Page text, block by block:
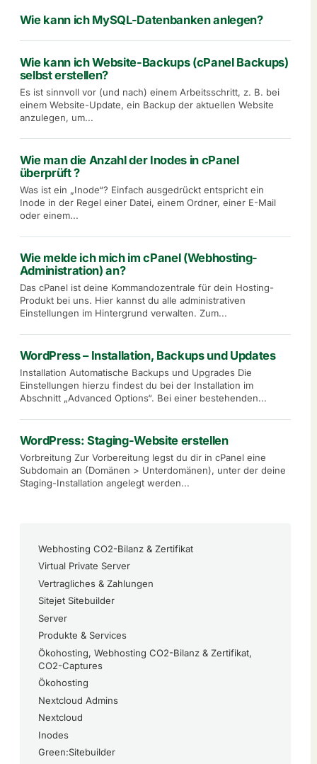
Wie kann ich MySQL-Datenbanken anlegen?
Wie kann ich Website-Backups (cPanel Backups)
selbst erstellen?
Es ist sinnvoll vor (und nach) einem Arbeitsschritt, z. B. bei
einem Website-Update, ein Backup der aktuellen Website
anzulegen, um...
Wie man die Anzahl der Inodes in cPanel
überprüft ?
Was ist ein „Inode“? Einfach ausgedrückt entspricht ein
Inode in der Regel einer Datei, einem Ordner, einer E-Mail
oder einem...
Wie melde ich mich im cPanel (Webhosting-
Administration) an?
Das cPanel ist deine Kommandozentrale für dein Hosting-
Produkt bei uns. Hier kannst du alle administrativen
Einstellungen im Hintergrund verwalten. Zum...
WordPress – Installation, Backups und Updates
Installation Automatische Backups und Upgrades Die
Einstellungen hierzu findest du bei der Installation im
Abschnitt „Advanced Options“. Bei einer bestehenden...
WordPress: Staging-Website erstellen
Vorbreitung Zur Vorbereitung legst du dir in cPanel eine
Subdomain an (Domänen > Unterdomänen), unter der deine
Staging-Installation angelegt werden...
Webhosting CO2-Bilanz & Zertifikat
Virtual Private Server
Vertragliches & Zahlungen
Sitejet Sitebuilder
Server
Produkte & Services
Ökohosting, Webhosting CO2-Bilanz & Zertifikat,
CO2-Captures
Ökohosting
Nextcloud Admins
Nextcloud
Inodes
Green:Sitebuilder